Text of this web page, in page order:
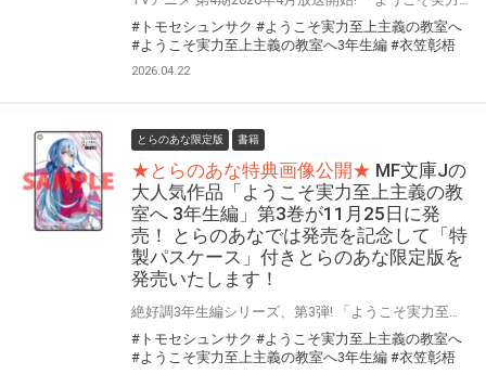
#トモセシュンサク #ようこそ実力至上主義の教室へ
#ようこそ実力至上主義の教室へ3年生編 #衣笠彰梧
2026.04.22
とらのあな限定版 書籍
★とらのあな特典画像公開★ MF文庫Jの
大人気作品「ようこそ実力至上主義の教
室へ 3年生編」第3巻が11月25日に発
売！ とらのあなでは発売を記念して「特
製パスケース」付きとらのあな限定版を
発売いたします！
#トモセシュンサク #ようこそ実力至上主義の教室へ
#ようこそ実力至上主義の教室へ3年生編 #衣笠彰梧